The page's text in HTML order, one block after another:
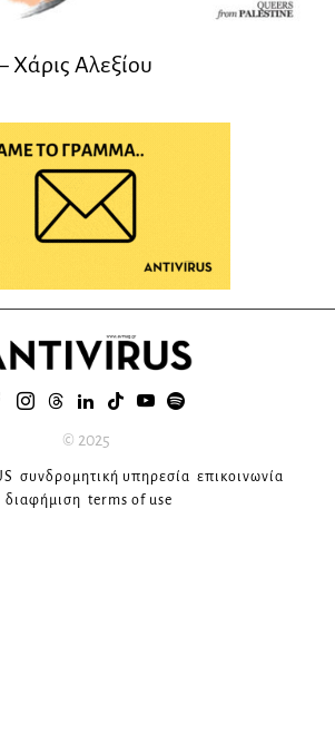
Xάρις Αλεξίου
© 2025
συνδρομητική υπηρεσία επικοινωνία
διαφήμιση terms of use